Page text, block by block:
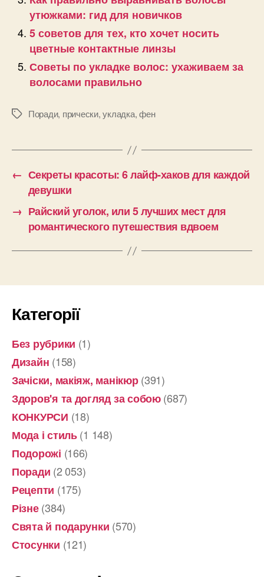
утюжками: гид для новичков
5 советов для тех, кто хочет носить
цветные контактные линзы
Советы по укладке волос: ухаживаем за
волосами правильно
Позначки
Поради, прически,укладка,фен
← Секреты красоты: 6 лайф-хаков для каждой
девушки
→ Райский уголок, или 5 лучших мест для
романтического путешествия вдвоем
Категорії
Без рубрики (1)
Дизайн (158)
Зачіски, макіяж, манікюр(391)
Здоров'я та догляд за собою(687)
КОНКУРСИ (18)
Мода і стиль(1 148)
Подорожі (166)
Поради (2 053)
Рецепти (175)
Різне(384)
Свята й подарунки (570)
Стосунки (121)